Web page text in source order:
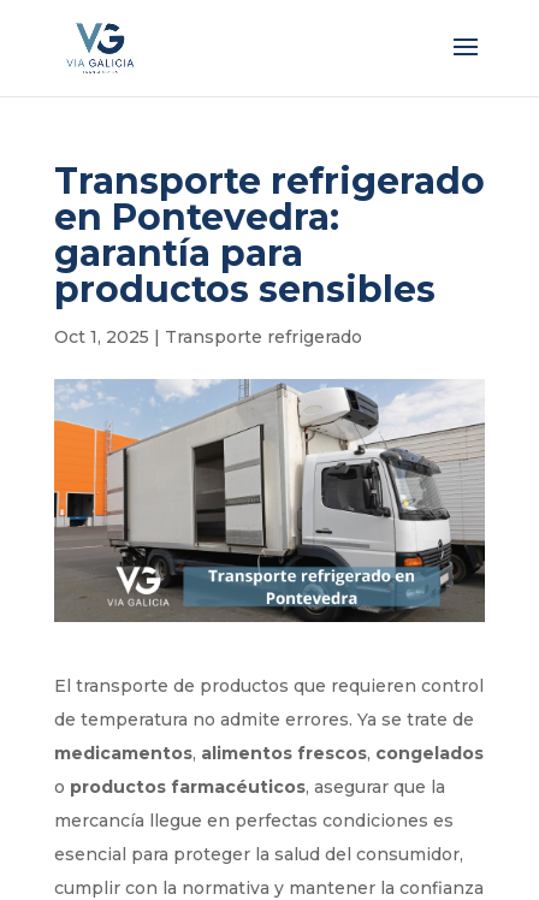
Transporte refrigerado
en Pontevedra:
garantía para
productos sensibles
Oct 1, 2025 | Transporte refrigerado
El transporte de productos que requieren control
de temperatura no admite errores. Ya se trate de
medicamentos, alimentos frescos, congelados
o productos farmacéuticos, asegurar que la
mercancía llegue en perfectas condiciones es
esencial para proteger la salud del consumidor,
cumplir con la normativa y mantener la confianza